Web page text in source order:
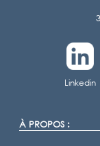
Linkedin
À PROPOS :